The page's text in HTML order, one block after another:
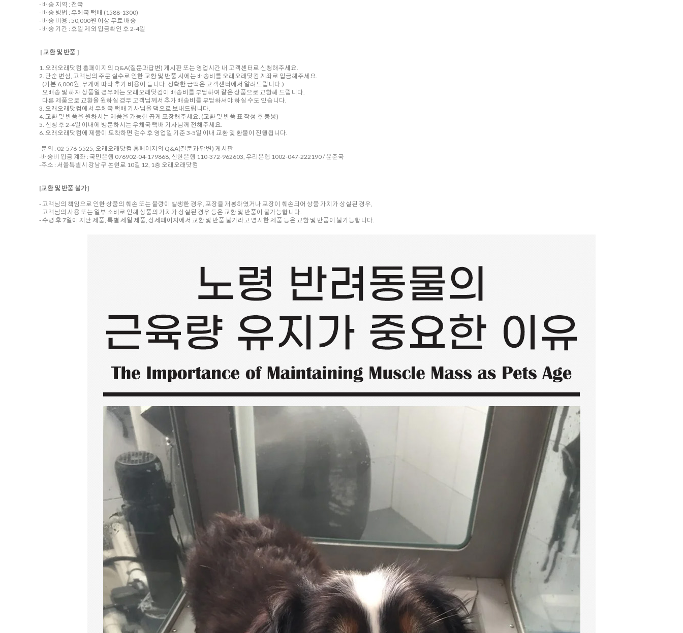
- 배송 지역 : 전국
- 배송 방법 : 우체국 택배 (1588-1300)
- 배송 비용 : 50,000원 이상 무료 배송
- 배송 기간 : 휴일 제외 입금확인 후 2-4일
[ 교환 및 반품 ]
1. 오래오래닷컴 홈페이지의 Q&A(질문과답변) 게시판 또는 영업시간 내 고객센터로 신청해주세요.
2. 단순 변심, 고객님의 주문 실수로 인한 교환 및 반품 시에는 배송비를 오래오래닷컴 계좌로 입금해주세요.
(기본 6,000원, 무게에 따라 추가 비용이 듭니다. 정확한 금액은 고객센터에서 알려드립니다.)
오배송 및 하자 상품일 경우에는 오래오래닷컴이 배송비를 부담하여 같은 상품으로 교환해 드립니다.
다른 제품으로 교환을 원하실 경우 고객님께서 추가 배송비를 부담하셔야 하실 수도 있습니다.
3. 오래오래닷컴에서 우체국 택배 기사님을 댁으로 보내드립니다.
4. 교환 및 반품을 원하시는 제품을 가능한 곱게 포장해주세요. (교환 및 반품 표 작성 후 동봉)
5. 신청 후 2-4일 이내에 방문하시는 우체국 택배 기사님께 전해주세요.
6. 오래오래닷컴에 제품이 도착하면 검수 후 영업일 기준 3-5일 이내 교환 및 환불이 진행됩니다.
-문의 : 02-576-5525, 오래오래닷컴 홈페이지의 Q&A(질문과 답변) 게시판
-배송비 입금 계좌 : 국민은행 076902-04-179868, 신한은행 110-372-962603, 우리은행 1002-047-222190 / 윤준국
-주소 : 서울특별시 강남구 논현로 10길 12, 1층 오래오래닷컴
[교환 및 반품 불가]
- 고객님의 책임으로 인한 상품의 훼손 또는 불량이 발생한 경우, 포장을 개봉하였거나 포장이 훼손되어 상품 가치가 상실된 경우,
고객님의 사용 또는 일부 소비로 인해 상품의 가치가 상실된 경우 등은 교환 및 반품이 불가능합니다.
- 수령 후 7일이 지난 제품, 특별 세일 제품, 상세페이지에서 교환 및 반품 불가라고 명시한 제품 등은 교환 및 반품이 불가능합니다.